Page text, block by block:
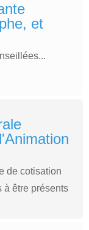
et
de cotisation
à être présents